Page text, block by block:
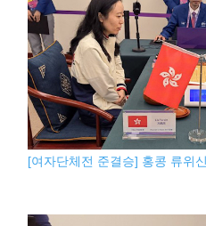
[여자단체전 준결승] 홍콩 류위